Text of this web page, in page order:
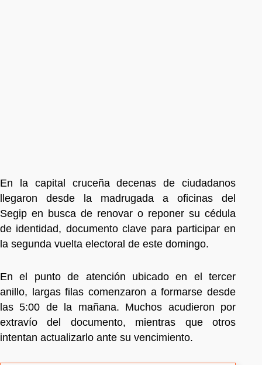
En la capital cruceña decenas de ciudadanos
llegaron desde la madrugada a oficinas del
Segip en busca de renovar o reponer su cédula
de identidad, documento clave para participar en
la segunda vuelta electoral de este domingo.
En el punto de atención ubicado en el tercer
anillo, largas filas comenzaron a formarse desde
las 5:00 de la mañana. Muchos acudieron por
extravío del documento, mientras que otros
intentan actualizarlo ante su vencimiento.